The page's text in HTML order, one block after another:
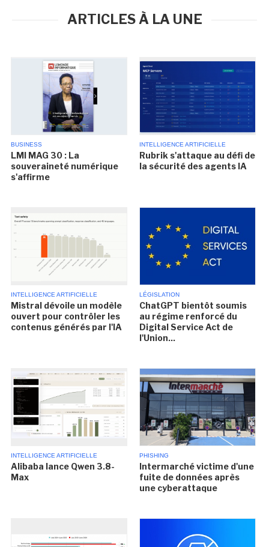
ARTICLES À LA UNE
BUSINESS
LMI MAG 30 : La
souveraineté numérique
s'affirme
INTELLIGENCE ARTIFICIELLE
Rubrik s'attaque au défi de
la sécurité des agents IA
INTELLIGENCE ARTIFICIELLE
Mistral dévoile un modèle
ouvert pour contrôler les
contenus générés par l'IA
LÉGISLATION
ChatGPT bientôt soumis
au régime renforcé du
Digital Service Act de
l'Union...
INTELLIGENCE ARTIFICIELLE
Alibaba lance Qwen 3.8-
Max
PHISHING
Intermarché victime d'une
fuite de données après
une cyberattaque